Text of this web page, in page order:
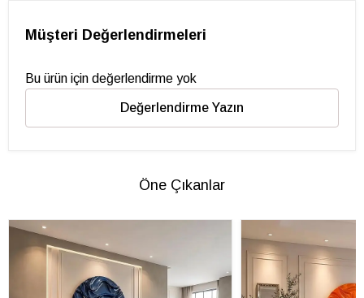
Müşteri Değerlendirmeleri
Bu ürün için değerlendirme yok
Değerlendirme Yazın
Öne Çıkanlar